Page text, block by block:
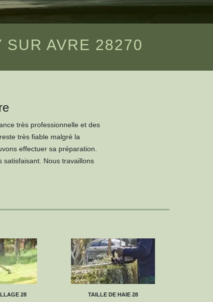
SUR AVRE 28270
très professionnelle et des
très fiable malgré la
effectuer sa préparation.
satisfaisant. Nous travaillons
28 TAILLE DE HAIE 28